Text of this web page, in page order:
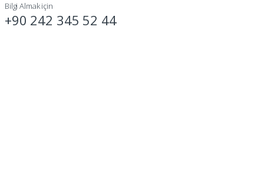
Bilgi Almak için
+90 242 345 52 44